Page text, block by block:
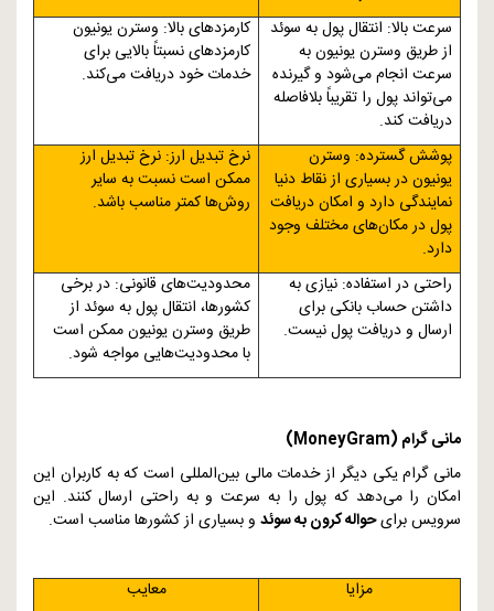
سرعت بالا: انتقال پول به سوئد
از طریق وسترن یونیون به
سرعت انجام می‌شود و گیرنده
می‌تواند پول را تقریباً بلافاصله
دریافت کند.
کارمزدهای بالا: وسترن یونیون
کارمزدهای نسبتاً بالایی برای
خدمات خود دریافت می‌کند.
پوشش گسترده: وسترن
یونیون در بسیاری از نقاط دنیا
نمایندگی دارد و امکان دریافت
پول در مکان‌های مختلف وجود
دارد.
نرخ تبدیل ارز: نرخ تبدیل ارز
ممکن است نسبت به سایر
روش‌ها کمتر مناسب باشد.
راحتی در استفاده: نیازی به
داشتن حساب بانکی برای
ارسال و دریافت پول نیست.
محدودیت‌های قانونی: در برخی
کشورها، انتقال پول به سوئد از
طریق وسترن یونیون ممکن است
با محدودیت‌هایی مواجه شود.
مانی گرام (MoneyGram
)
مانی گرام یکی دیگر از خدمات مالی بین‌المللی است که به کاربران این
امکان را می‌دهد که پول را به سرعت و به راحتی ارسال کنند. این
سرویس برایحواله کرون به سوئد و بسیاری از کشورها مناسب است.
مزایا
معایب